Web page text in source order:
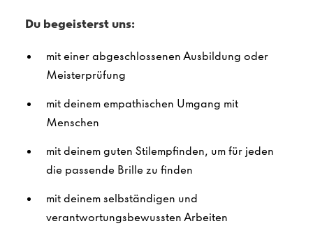
Du begeisterst uns:
mit einer abgeschlossenen Ausbildung oder
Meisterprüfung
mit deinem empathischen Umgang mit
Menschen
mit deinem guten Stilempfinden, um für jeden
die passende Brille zu finden
mit deinem selbständigen und
verantwortungsbewussten Arbeiten